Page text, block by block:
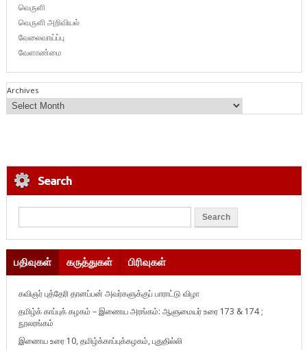
வெருளி
வெருளி அறிவியல்
வேலைவாய்ப்பு
வேளாண்மை
Archives
Search
பதிவுகள் கருத்துகள் பிரிவுகள்
கவிஞர் புத்தேரி தானப்பன் அவர்களுக்குப் பாராட்டு விழா
தமிழ்க் காப்புக் கழகம் – இணைய அரங்கம்: ஆளுமையர் உரை 173 & 174 ;
நூலரங்கம்
இணைய உரை 10, தமிழ்க்காப்புக்கழகம், புதுதில்லி